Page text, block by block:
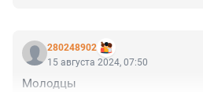
280248902
15 августа 2024, 07:50
Молодцы